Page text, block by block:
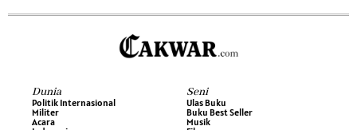
Dunia
Politik Internasional
Militer
Acara
Seni
Ulas Buku
Buku Best Seller
Musik